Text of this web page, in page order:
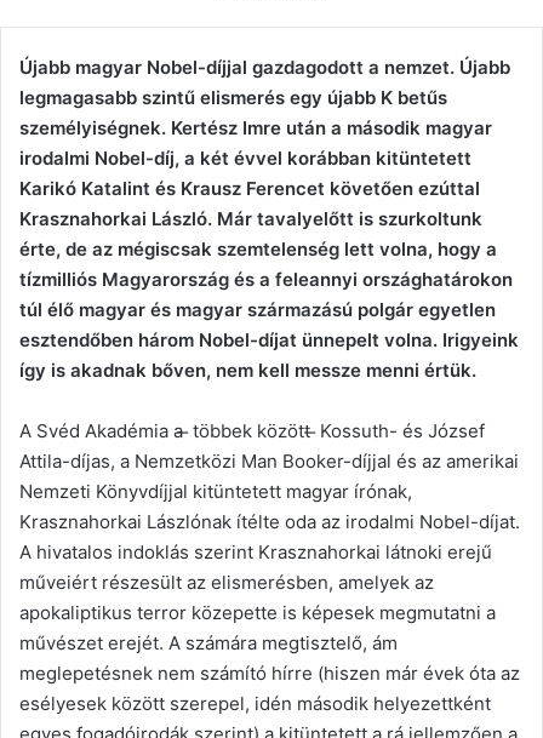
Újabb magyar Nobel-díjjal gazdagodott a nemzet. Újabb
legmagasabb szintű elismerés egy újabb K betűs
személyiségnek. Kertész Imre után a második magyar
irodalmi Nobel-díj, a két évvel korábban kitüntetett
Karikó Katalint és Krausz Ferencet követően ezúttal
Krasznahorkai László. Már tavalyelőtt is szurkoltunk
érte, de az mégiscsak szemtelenség lett volna, hogy a
tízmilliós Magyarország és a feleannyi országhatárokon
túl élő magyar és magyar származású polgár egyetlen
esztendőben három Nobel-díjat ünnepelt volna. Irigyeink
így is akadnak bőven, nem kell messze menni értük.
A Svéd Akadémia a ̶ többek között ̶ Kossuth- és József
Attila-díjas, a Nemzetközi Man Booker-díjjal és az amerikai
Nemzeti Könyvdíjjal kitüntetett magyar írónak,
Krasznahorkai Lászlónak ítélte oda az irodalmi Nobel-díjat.
A hivatalos indoklás szerint Krasznahorkai látnoki erejű
műveiért részesült az elismerésben, amelyek az
apokaliptikus terror közepette is képesek megmutatni a
művészet erejét. A számára megtisztelő, ám
meglepetésnek nem számító hírre (hiszen már évek óta az
esélyesek között szerepel, idén második helyezettként